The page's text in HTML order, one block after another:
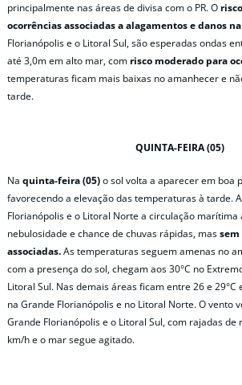
principalmente nas áreas de divisa com o PR. O
ocorrências associadas a alagamentos e danos
Florianópolis e o Litoral Sul, são esperadas ondas
até 3,0m em alto mar, com risco moderado para
temperaturas ficam mais baixas no amanhecer e
tarde.
QUINTA-FEIRA (05)
Na quinta-feira (05)o sol volta a aparecer em boa
favorecendo a elevação das temperaturas à tarde.
Florianópolis e o Litoral Norte a circulação marítima
nebulosidade e chance de chuvas rápidas, massem
associadas.As temperaturas seguem amenas no
com a presença do sol, chegam aos 30°C no
Litoral Sul. Nas demais áreas ficam entre 26 e 29°C
na Grande Florianópolis e no Litoral Norte. O vento
Grande Florianópolis e o Litoral Sul, com rajadas de
km/h e o mar segue agitado.